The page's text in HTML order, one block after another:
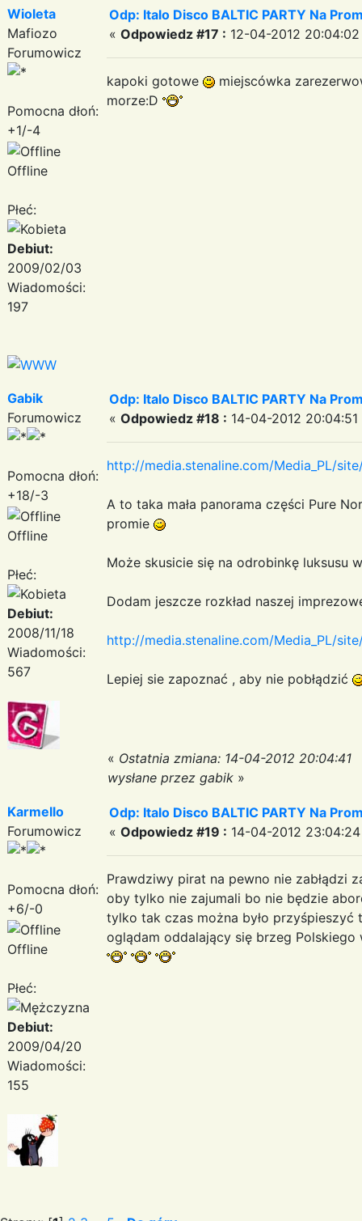
Wioleta
Mafiozo
Forumowicz
Pomocna dłoń:
+1/-4
Offline
Płeć:
Debiut:
2009/02/03
Wiadomości:
197
Odp: Italo Disco BALTIC PARTY Na
« Odpowiedz #17 : 12-04-2012
kapoki gotowe
miejscówka
morze:D
Gabik
Forumowicz
Pomocna dłoń:
+18/-3
Offline
Płeć:
Debiut:
2008/11/18
Wiadomości:
567
Odp: Italo Disco BALTIC PARTY Na
« Odpowiedz #18 : 14-04-2012 20:04:51
http://media.stenaline.com/Media_PL/
A to taka mała panorama części Pure
promie
Może skusicie się na odrobinkę luksusu
Dodam jeszcze rozkład naszej
http://media.stenaline.com/Media_PL/
Lepiej sie zapoznać , aby nie pobłądzić
« Ostatnia zmiana: 14-04-2012 20:04:41
wysłane przez gabik »
Karmello
Forumowicz
Pomocna dłoń:
+6/-0
Offline
Płeć:
Debiut:
2009/04/20
Wiadomości:
155
Odp: Italo Disco BALTIC PARTY Na
« Odpowiedz #19 : 14-04-2012
Prawdziwy pirat na pewno nie zabłądzi
oby tylko nie zajumali bo nie będzie
tylko tak czas można było
oglądam oddalający się brzeg